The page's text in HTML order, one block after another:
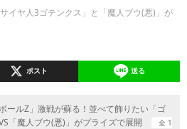
イヤ人3ゴテンクス」と「魔人ブウ(悪)」が
ポスト 送る
ールZ」激戦が蘇る！並べて飾りたい「ゴ
「魔人ブウ(悪)」がプライズで展開
全 1